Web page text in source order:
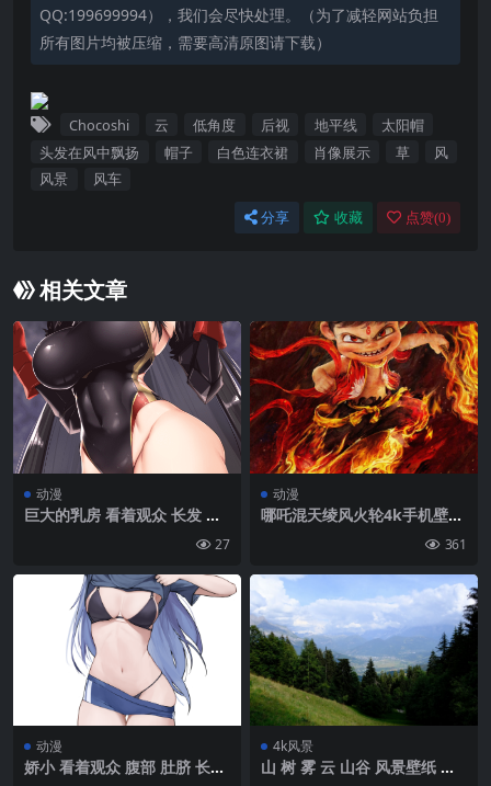
QQ:199699994），我们会尽快处理。（为了减轻网站负担
所有图片均被压缩，需要高清原图请下载）
Chocoshi 云 低角度 后视 地平线
太阳帽
头发在风中飘扬
帽子 白色连衣裙 肖像展示 草
风
风景
风车
分享 收藏 点赞(0)
相关文章
动漫
巨大的乳房 看着观众 长发 一
动漫女孩 胸部 ecchi 比基尼
角 Friedrich der Grosse Azu
r Lane|800×1422
27
动漫
哪吒混天绫风火轮4k手机壁纸
361
动漫
娇小 看着观众 腹部 肚脐 长发
4k风景
山 树 雾 云 山谷 风景壁纸 背